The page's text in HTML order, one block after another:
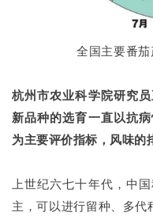
全国主要番
杭州市农业科学院研究
新品种的选育一直以抗
为主要评价指标，风味的
上世纪六七十年代，中
主，可以进行留种、多代